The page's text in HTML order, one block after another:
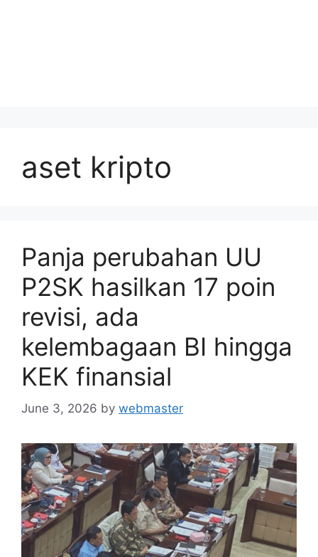
aset kripto
Panja perubahan UU
P2SK hasilkan 17 poin
revisi, ada
kelembagaan BI hingga
KEK finansial
June 3, 2026 by webmaster